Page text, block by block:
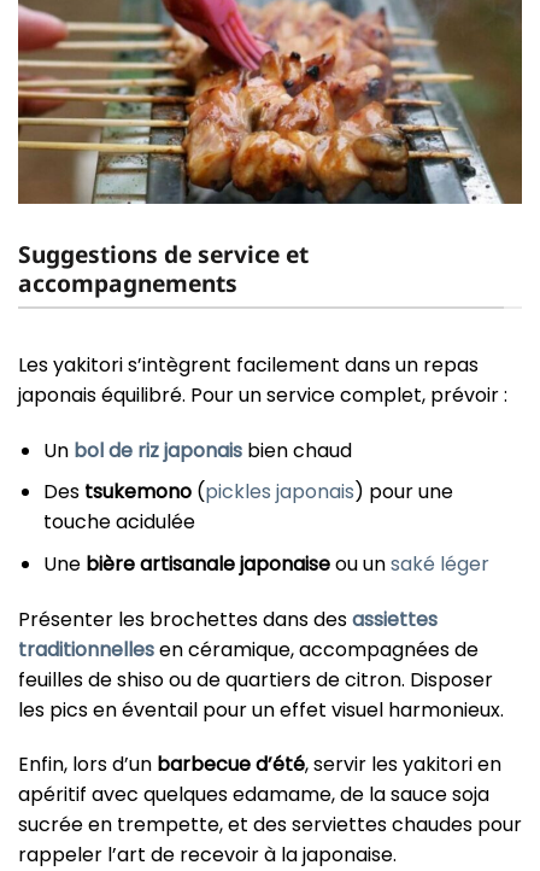
Suggestions de service et
accompagnements
Les yakitori s’intègrent facilement dans un repas
japonais équilibré. Pour un service complet, prévoir :
Un bol de riz japonaisbien chaud
Des tsukemono(pickles japonais) pour une
touche acidulée
Une bière artisanale japonaiseou unsaké léger
Présenter les brochettes dans desassiettes
traditionnellesen céramique, accompagnées de
feuilles de shiso ou de quartiers de citron. Disposer
les pics en éventail pour un effet visuel harmonieux.
Enfin, lors d’un barbecue d’été, servir les yakitori en
apéritif avec quelques edamame, de la sauce soja
sucrée en trempette, et des serviettes chaudes pour
rappeler l’art de recevoir à la japonaise.